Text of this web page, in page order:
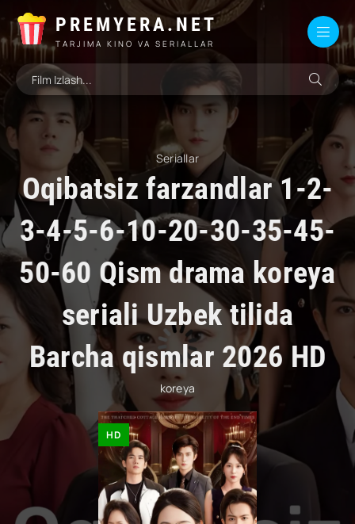
PREMYERA.NET
TARJIMA KINO VA SERIALLAR
Seriallar
Oqibatsiz farzandlar 1-2-
3-4-5-6-10-20-30-35-45-
50-60 Qism drama koreya
seriali Uzbek tilida
Barcha qismlar 2026 HD
koreya
HD